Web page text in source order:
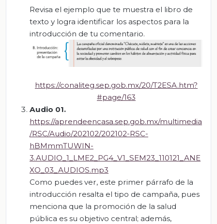
Revisa el ejemplo que te muestra el libro de
texto y logra identificar los aspectos para la
introducción de tu comentario.
https://conaliteg.sep.gob.mx/20/T2ESA.htm?
#page/163
Audio 01.
https://aprendeencasa.sep.gob.mx/multimedia
/RSC/Audio/202102/202102-RSC-
hBMmmTUWIN-
3.AUDIO_1_LME2_PG4_V1_SEM23_110121_ANE
XO_03_AUDIOS.mp3
Como puedes ver, este primer párrafo de la
introducción resalta el tipo de campaña, pues
menciona que la promoción de la salud
pública es su objetivo central; además,